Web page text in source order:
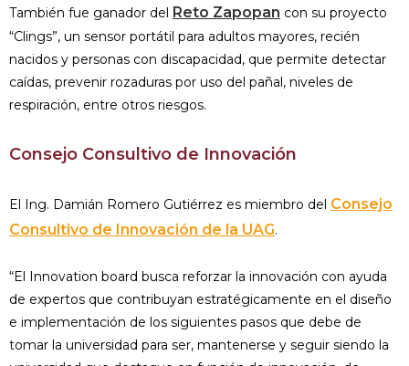
También fue ganador del Reto Zapopan con su proyecto
“Clings”, un sensor portátil para adultos mayores, recién
nacidos y personas con discapacidad, que permite detectar
caídas, prevenir rozaduras por uso del pañal, niveles de
respiración, entre otros riesgos.
Consejo Consultivo de Innovación
El Ing. Damián Romero Gutiérrez es miembro del Consejo
Consultivo de Innovación de la UAG.
“El Innovation board busca reforzar la innovación con ayuda
de expertos que contribuyan estratégicamente en el diseño
e implementación de los siguientes pasos que debe de
tomar la universidad para ser, mantenerse y seguir siendo la